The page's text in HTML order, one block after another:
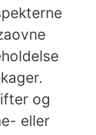
og
eller